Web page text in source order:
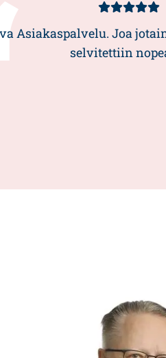
Kundbetyg
5/5
Asiakaspalvelu. Joa
selvitettiin